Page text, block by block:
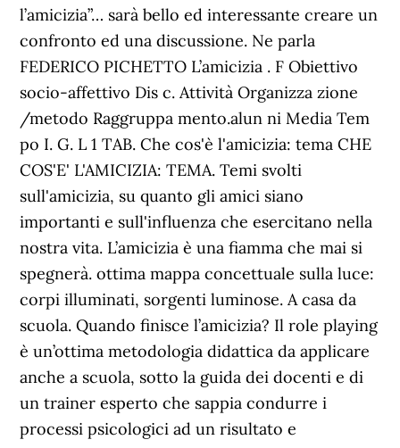
l’amicizia”… sarà bello ed interessante creare un
confronto ed una discussione. Ne parla
FEDERICO PICHETTO L’amicizia . F Obiettivo
socio-affettivo Dis c. Attività Organizza zione
/metodo Raggruppa mento.alun ni Media Tem
po I. G. L 1 TAB. Che cos'è l'amicizia: tema CHE
COS'E' L'AMICIZIA: TEMA. Temi svolti
sull'amicizia, su quanto gli amici siano
importanti e sull'influenza che esercitano nella
nostra vita. L’amicizia è una fiamma che mai si
spegnerà. ottima mappa concettuale sulla luce:
corpi illuminati, sorgenti luminose. A casa da
scuola. Quando finisce l’amicizia? Il role playing
è un’ottima metodologia didattica da applicare
anche a scuola, sotto la guida dei docenti e di
un trainer esperto che sappia condurre i
processi psicologici ad un risultato e